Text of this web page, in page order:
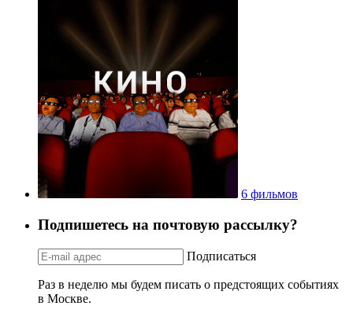
6 фильмов
Подпишетесь на почтовую рассылку?
Подписаться
Раз в неделю мы будем писать о предстоящих событиях
в Москве.